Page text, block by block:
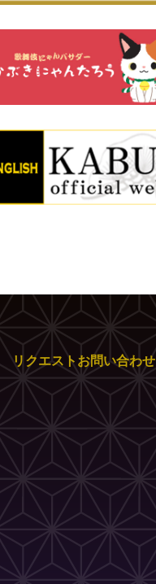
リクエストお問い合わせ